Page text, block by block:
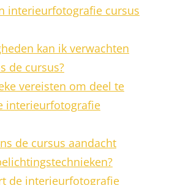
interieurfotografie cursus
kan ik verwachten
de cursus?
vereisten om deel te
interieurfotografie
de cursus aandacht
de interieurfotografie